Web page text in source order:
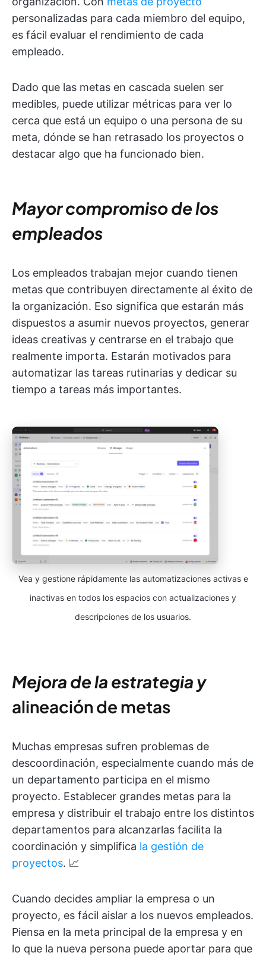
personalizadas para cada miembro del equipo,
es fácil evaluar el rendimiento de cada
empleado.
Dado que las metas en cascada suelen ser
medibles, puede utilizar métricas para ver lo
cerca que está un equipo o una persona de su
meta, dónde se han retrasado los proyectos o
destacar algo que ha funcionado bien.
Mayor compromiso de los
empleados
Los empleados trabajan mejor cuando tienen
metas que contribuyen directamente al éxito de
la organización. Eso significa que estarán más
dispuestos a asumir nuevos proyectos, generar
ideas creativas y centrarse en el trabajo que
realmente importa. Estarán motivados para
automatizar las tareas rutinarias y dedicar su
tiempo a tareas más importantes.
Vea y gestione rápidamente las automatizaciones activas e
inactivas en todos los espacios con actualizaciones y
descripciones de los usuarios.
Mejora de la estrategia y
alineación de metas
Muchas empresas sufren problemas de
descoordinación, especialmente cuando más de
un departamento participa en el mismo
proyecto. Establecer grandes metas para la
empresa y distribuir el trabajo entre los distintos
departamentos para alcanzarlas facilita la
coordinación y simplifica la gestión de
proyectos. 📈
Cuando decides ampliar la empresa o un
proyecto, es fácil aislar a los nuevos empleados.
Piensa en la meta principal de la empresa y en
lo que la nueva persona puede aportar para que